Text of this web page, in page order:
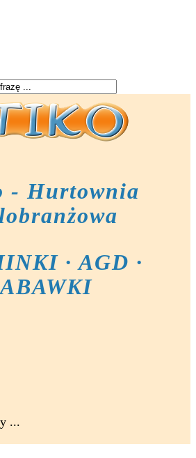
- Hurtownia
· AGD ·
...